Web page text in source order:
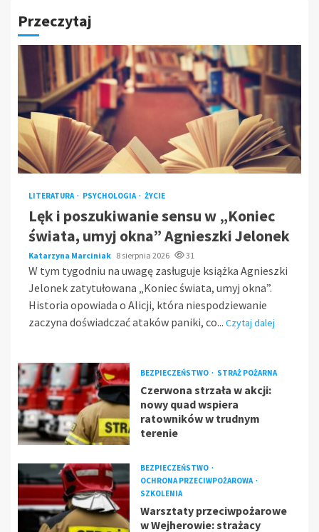
Przeczytaj
LITERATURA PSYCHOLOGIA ŻYCIE
Lęk i poszukiwanie sensu w „Koniec
świata, umyj okna” Agnieszki Jelonek
Katarzyna Marciniak 8 sierpnia 2026 31
W tym tygodniu na uwagę zasługuje książka Agnieszki
Jelonek zatytułowana „Koniec świata, umyj okna”.
Historia opowiada o Alicji, która niespodziewanie
zaczyna doświadczać ataków paniki, co... Czytaj dalej
BEZPIECZEŃSTWO STRAŻ POŻARNA
Czerwona strzała w akcji:
nowy quad wspiera
ratowników w trudnym
terenie
BEZPIECZEŃSTWO
OCHRONA PRZECIWPOŻAROWA
SZKOLENIA
Warsztaty przeciwpożarowe
w Wejherowie: strażacy